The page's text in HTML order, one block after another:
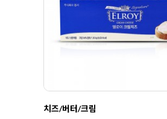
치즈/버터/크림